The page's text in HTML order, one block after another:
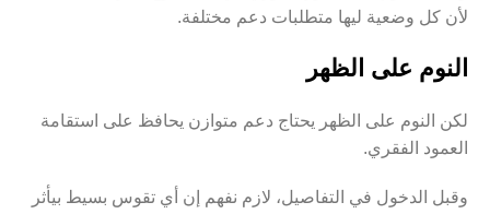
لأن كل وضعية ليها متطلبات دعم مختلفة.
النوم على الظهر
لكن النوم على الظهر يحتاج دعم متوازن يحافظ على استقامة
العمود الفقري.
وقبل الدخول في التفاصيل، لازم نفهم إن أي تقوس بسيط بيأثر